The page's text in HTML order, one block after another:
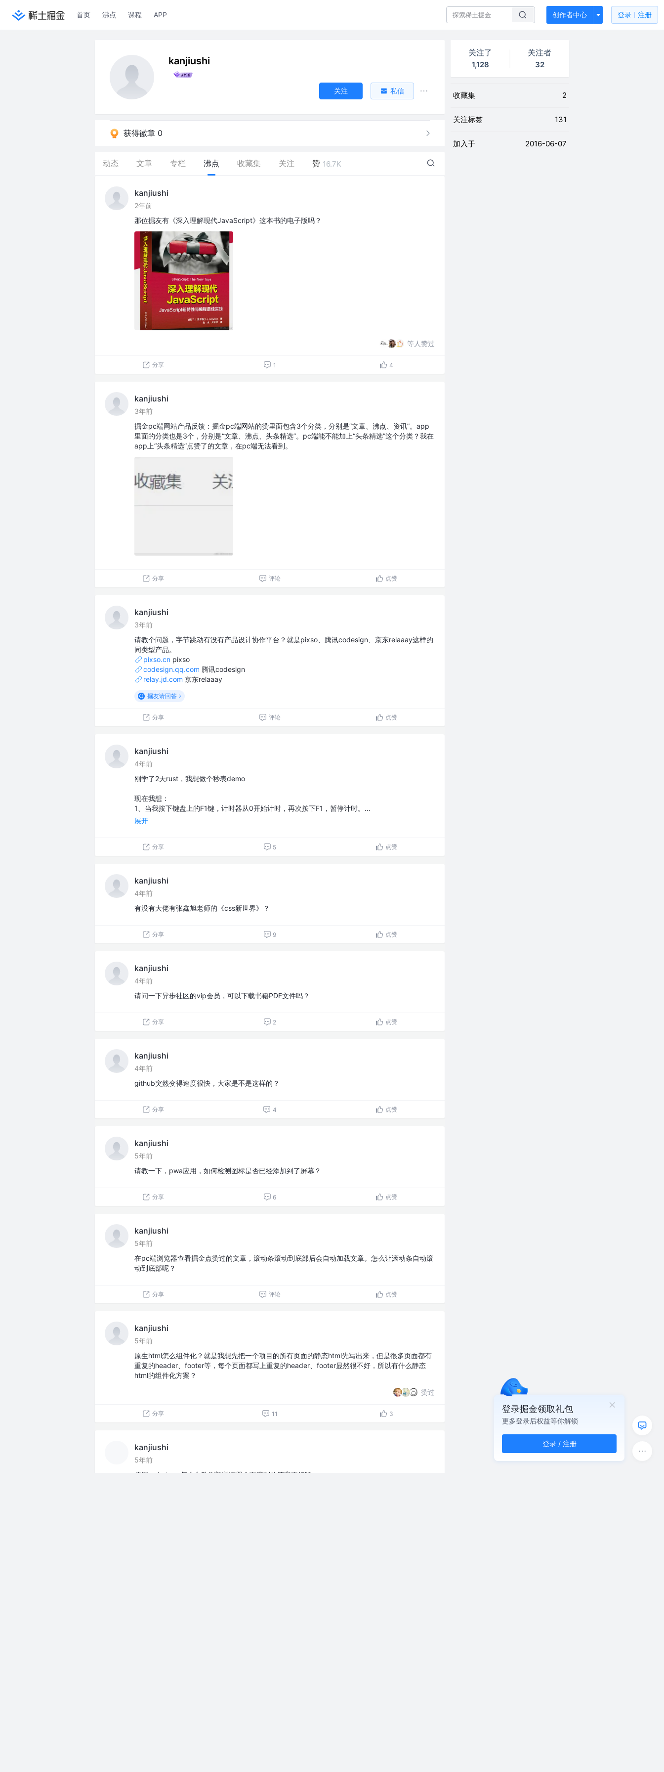
首页 沸点 课程 APP 创作者中心 登录 注册
kanjiushi
关注 私信
获得徽章 0
动态 文章 专栏 沸点 收藏集 关注 赞 16.7K
kanjiushi
2年前
那位掘友有《深入理解现代JavaScript》这本书的电子版吗？
等人赞过
分享 1 4
kanjiushi
3年前
掘金pc端网站产品反馈：掘金pc端网站的赞里面包含3个分类，分别是“文章、沸点、资讯”。app
里面的分类也是3个，分别是“文章、沸点、头条精选”。pc端能不能加上“头条精选”这个分类？我在
app上“头条精选”点赞了的文章，在pc端无法看到。
分享 评论 点赞
kanjiushi
3年前
请教个问题，字节跳动有没有产品设计协作平台？就是pixso、腾讯codesign、京东relaaay这样的
同类型产品。
pixso.cn pixso
codesign.qq.com 腾讯codesign
relay.jd.com 京东relaaay
掘友请回答
分享 评论 点赞
kanjiushi
4年前
刚学了2天rust，我想做个秒表demo
现在我想：
1、当我按下键盘上的F1键，计时器从0开始计时，再次按下F1，暂停计时。…
展开
分享 5 点赞
kanjiushi
4年前
有没有大佬有张鑫旭老师的《css新世界》？
分享 9 点赞
kanjiushi
4年前
请问一下异步社区的vip会员，可以下载书籍PDF文件吗？
分享 2 点赞
kanjiushi
4年前
github突然变得速度很快，大家是不是这样的？
分享 4 点赞
kanjiushi
5年前
请教一下，pwa应用，如何检测图标是否已经添加到了屏幕？
分享 6 点赞
kanjiushi
5年前
在pc端浏览器查看掘金点赞过的文章，滚动条滚动到底部后会自动加载文章。怎么让滚动条自动滚
动到底部呢？
分享 评论 点赞
kanjiushi
5年前
原生html怎么组件化？就是我想先把一个项目的所有页面的静态html先写出来，但是很多页面都有
重复的header、footer等，每个页面都写上重复的header、footer显然很不好，所以有什么静态
html的组件化方案？
赞过
分享 11 3
kanjiushi
5年前
使用webstorm怎么自动刷新浏览器？百度到的答案不行呀。
关注了
1,128
关注者
32
收藏集 2
关注标签 131
加入于 2016-06-07
登录掘金领取礼包
更多登录后权益等你解锁
登录 / 注册